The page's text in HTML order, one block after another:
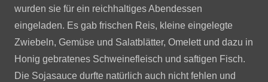
wurden sie für ein reichhaltiges Abendessen
eingeladen. Es gab frischen Reis, kleine eingelegte
Zwiebeln, Gemüse und Salatblätter, Omelett und dazu in
Honig gebratenes Schweinefleisch und saftigen Fisch.
Die Sojasauce durfte natürlich auch nicht fehlen und